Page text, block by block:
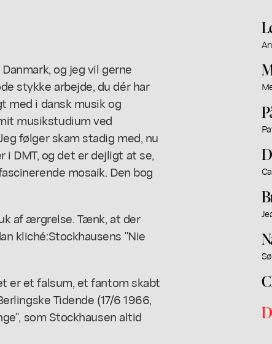
, og jeg vil gerne
stykke arbejde, du dér har
med i dansk musik og
musikstudium ved
følger skam stadig med, nu
DMT, og det er dejligt at se,
mosaik. Den bog
af ærgrelse. Tænk, at der
kliché:Stockhausens "Nie
er et falsum, et fantom skabt
Tidende (17/6 1966,
som Stockhausen altid